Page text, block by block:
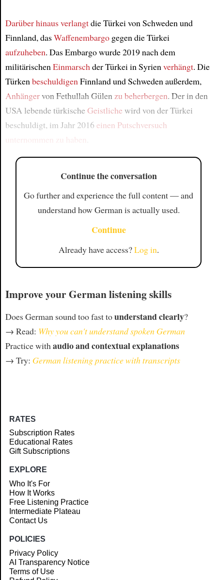
Darüber hinausverlangtdie Türkei von Schweden und
Finnland, dasWaffenembargogegen die Türkei
aufzuheben. Das Embargo wurde 2019 nach dem
militärischen Einmarsch der Türkei in Syrien verhängt. Die
Türken beschuldigen Finnland und Schweden außerdem,
Anhängervon Fethullah Gülen zu beherbergen. Der in den
USA lebende türkischeGeistlichewird von der Türkei
beschuldigt, im Jahr 2016 einen Putschversuch
unternommen zu haben
Continue the conversation
Go further and experience the full content — and
understand how German is actually used.
Continue
Already have access?Log in.
Improve your German listening skills
Does German sound too fast tounderstand clearly?
→ Read: Why you can't understand spoken German
Practice withaudio and contextual explanations
→ Try: German listening practice with transcripts
RATES
Subscription Rates
Educational Rates
Gift Subscriptions
EXPLORE
Who It's For
How It Works
Free Listening Practice
Intermediate Plateau
Contact Us
POLICIES
Privacy Policy
AI Transparency Notice
Terms of Use